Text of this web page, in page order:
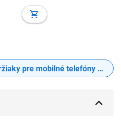
mobilné telefóny do auta na sklo